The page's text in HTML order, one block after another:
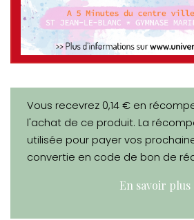
Vous recevrez 0,14 € en
l'achat de ce produit. La
utilisée pour payer vos
convertie en code de bon de
En savoir plus